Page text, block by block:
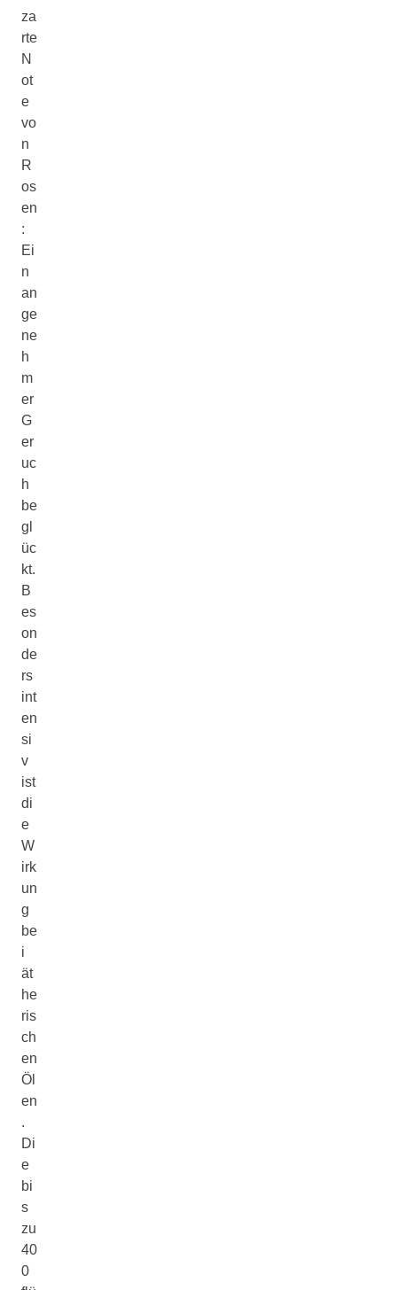
za
rte
N
ot
e
vo
n
R
os
en
:
Ei
n
an
ge
ne
h
m
er
G
er
uc
h
be
gl
üc
kt.
B
es
on
de
rs
int
en
si
v
ist
di
e
W
irk
un
g
be
i
ät
he
ris
ch
en
Öl
en
.
Di
e
bi
s
zu
40
0